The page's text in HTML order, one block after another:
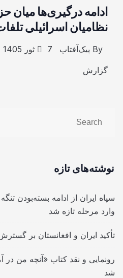
ادامه درگیری‌ها میان
نظامیان اسرائیلی
By پیک‌آفتاب 7 ثور 1405
گزارش
نوشته‌های تازه
سپاه ایران از ادامه بسته‌بودن
وارد مرحله تازه شد
تأکید ایران و افغانستان بر
رونمایی و نقد کتاب «آنچه من در
شد